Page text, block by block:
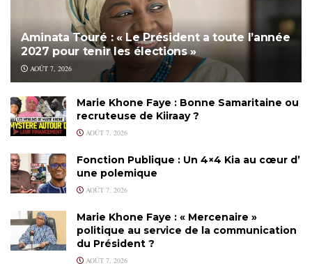
Aminata Touré : « Le Président a toute l’année
2027 pour tenir les élections »
AOÛT 7, 2026
Marie Khone Faye : Bonne Samaritaine ou
recruteuse de Kiiraay ?
AOÛT 7, 2026
Fonction Publique : Un 4×4 Kia au cœur d’
une polemique
AOÛT 7, 2026
Marie Khone Faye : « Mercenaire »
politique au service de la communication
du Président ?
AOÛT 7, 2026